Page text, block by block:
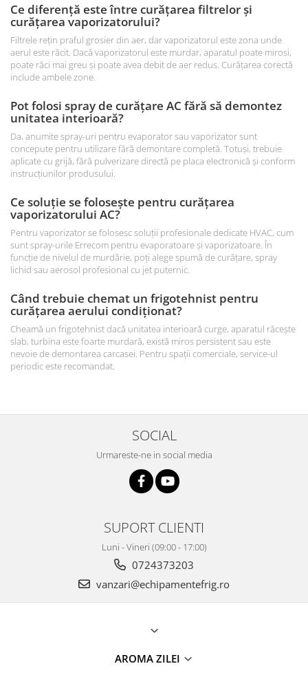
Ce diferență este între curățarea filtrelor și
curățarea vaporizatorului?
Filtrele rețin praful grosier din aer, dar vaporizatorul este zona unde
aerul este răcit. Dacă vaporizatorul este murdar, aparatul poate mirosi,
poate răci mai greu și poate avea debit de aer redus. Curățarea corectă
include ambele zone.
Pot folosi spray de curățare AC fără să demontez
unitatea interioară?
Da, anumite spray-uri pentru evaporator sau vaporizator sunt
concepute pentru utilizare fără demontare completă. Totuși, trebuie
aplicate cu grijă, fără pulverizare directă pe placa electronică și conform
instrucțiunilor produsului.
Ce soluție se folosește pentru curățarea
vaporizatorului AC?
Pentru vaporizator se folosesc soluții profesionale dedicate HVAC, cum
sunt spray-urile Errecom pentru evaporatoare și vaporizatoare. În
funcție de nivelul de murdărie, poți alege spumă de curățare, spray
lichid sau aerosol profesional cu jet puternic.
Când trebuie chemat un frigotehnist pentru
curățarea aerului condiționat?
Cheamă un frigotehnist dacă unitatea interioară curge, aparatul răcește
slab, turbina este foarte murdară, există miros persistent sau este
nevoie de demontarea carcasei. Pentru spații comerciale, service-ul
periodic este recomandat.
SOCIAL
Urmareste-ne in social media
SUPORT CLIENTI
Luni - Vineri (09:00 - 17:00)
0724373203
vanzari@echipamentefrig.ro
AROMA ZILEI